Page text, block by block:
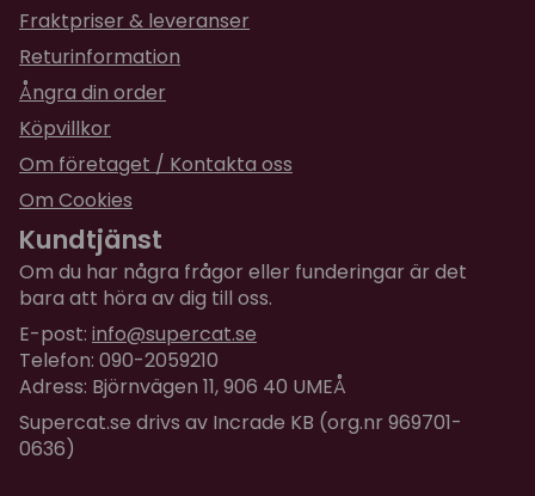
Fraktpriser & leveranser
Returinformation
Ångra din order
Köpvillkor
Om företaget / Kontakta oss
Om Cookies
Kundtjänst
Om du har några frågor eller funderingar är det
bara att höra av dig till oss.
E-post: info@supercat.se
Telefon: 090-2059210
Adress: Björnvägen 11, 906 40 UMEÅ
Supercat.se drivs av Incrade KB (org.nr 969701-
0636)